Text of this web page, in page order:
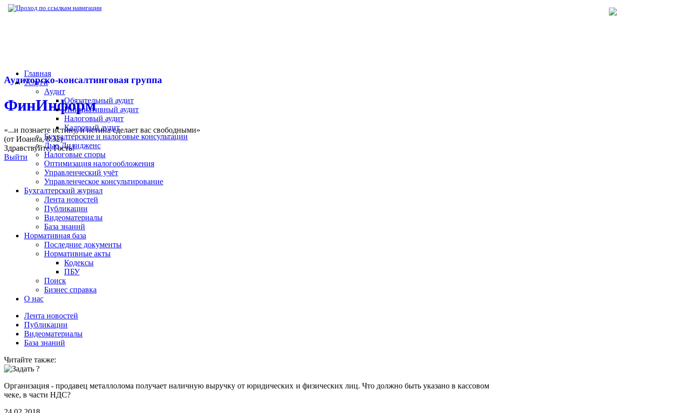
Аудиторско-консалтинговая группа
ФинИнформ
«...и познаете истину, и истина сделает вас свободными»
(от Иоанна, 8:32)
Здравствуйте,Гость!
Выйти
Главная
Услуги
Аудит
Обязательный аудит
Инициативный аудит
Налоговый аудит
Кадровый аудит
Бухгалтерские и налоговые консультации
Дью Дилидженс
Налоговые споры
Оптимизация налогообложения
Управленческий учёт
Управленческое консультирование
Бухгалтерский журнал
Лента новостей
Публикации
Видеоматериалы
База знаний
Нормативная база
Последние документы
Нормативные акты
Кодексы
ПБУ
Поиск
Бизнес справка
О нас
Лента новостей
Публикации
Видеоматериалы
База знаний
Читайте также:
Организация - продавец металлолома получает наличную выручку от юридических и физических лиц. Что должно быть указано в кассовом
чеке, в части НДС?